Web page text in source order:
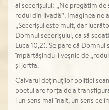
al secerișului: „Ne pregătim
rodul din livadă”. Imaginea ne
„Secerișul este mult, dar
Domnul secerișului, ca să
Luca 10,2). Se pare că
împărtășindu-i veșnic de
și jertfa.
Calvarul deținuților politici
poetul are forța de a
i un sens mai înalt, un sens ce